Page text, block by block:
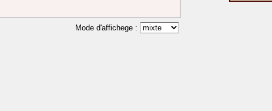
Mode d'affichege :